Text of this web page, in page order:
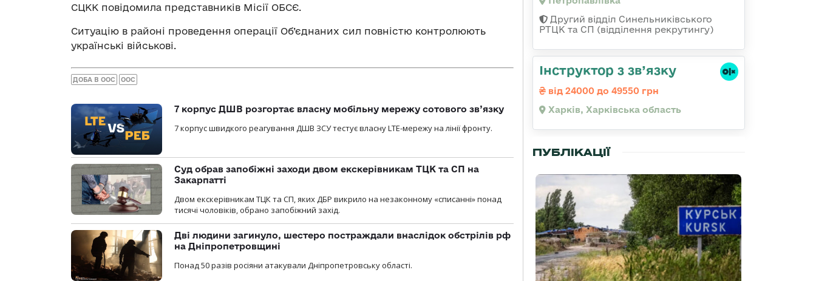
СЦКК повідомила представників Місії ОБСЄ.
Ситуацію в районі проведення операції Об’єднаних сил повністю контролюють
українські військові.
ДОБА В ООС ООС
7 корпус ДШВ розгортає власну мобільну мережу сотового зв’язку
7 корпус швидкого реагування ДШВ ЗСУ тестує власну LTE-мережу на лінії фронту.
Суд обрав запобіжні заходи двом екскерівникам ТЦК та СП на
Закарпатті
Двом екскерівникам ТЦК та СП, яких ДБР викрило на незаконному «списанні» понад
тисячі чоловіків, обрано запобіжний захід.
Дві людини загинуло, шестеро постраждали внаслідок обстрілів рф
на Дніпропетровщині
Понад 50 разів росіяни атакували Дніпропетровську області.
Другий відділ Синельниківського
РТЦК та СП (відділення рекрутингу)
Інструктор з зв’язку
від 24000 до 49550 грн
Харків, Харківська область
ПУБЛІКАЦІЇ